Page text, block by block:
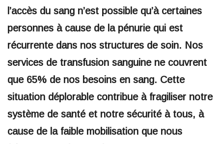
l’accès du sang n’est possible qu’à certaines
personnes à cause de la pénurie qui est
récurrente dans nos structures de soin. Nos
services de transfusion sanguine ne couvrent
que 65% de nos besoins en sang. Cette
situation déplorable contribue à fragiliser notre
système de santé et notre sécurité à tous, à
cause de la faible mobilisation que nous